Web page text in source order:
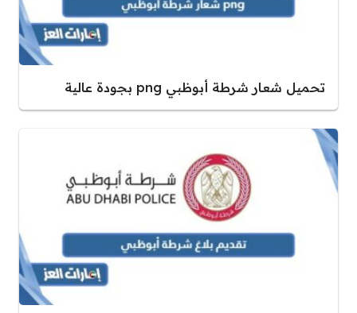
تحميل شعار شرطة أبوظبي png بجودة عالية